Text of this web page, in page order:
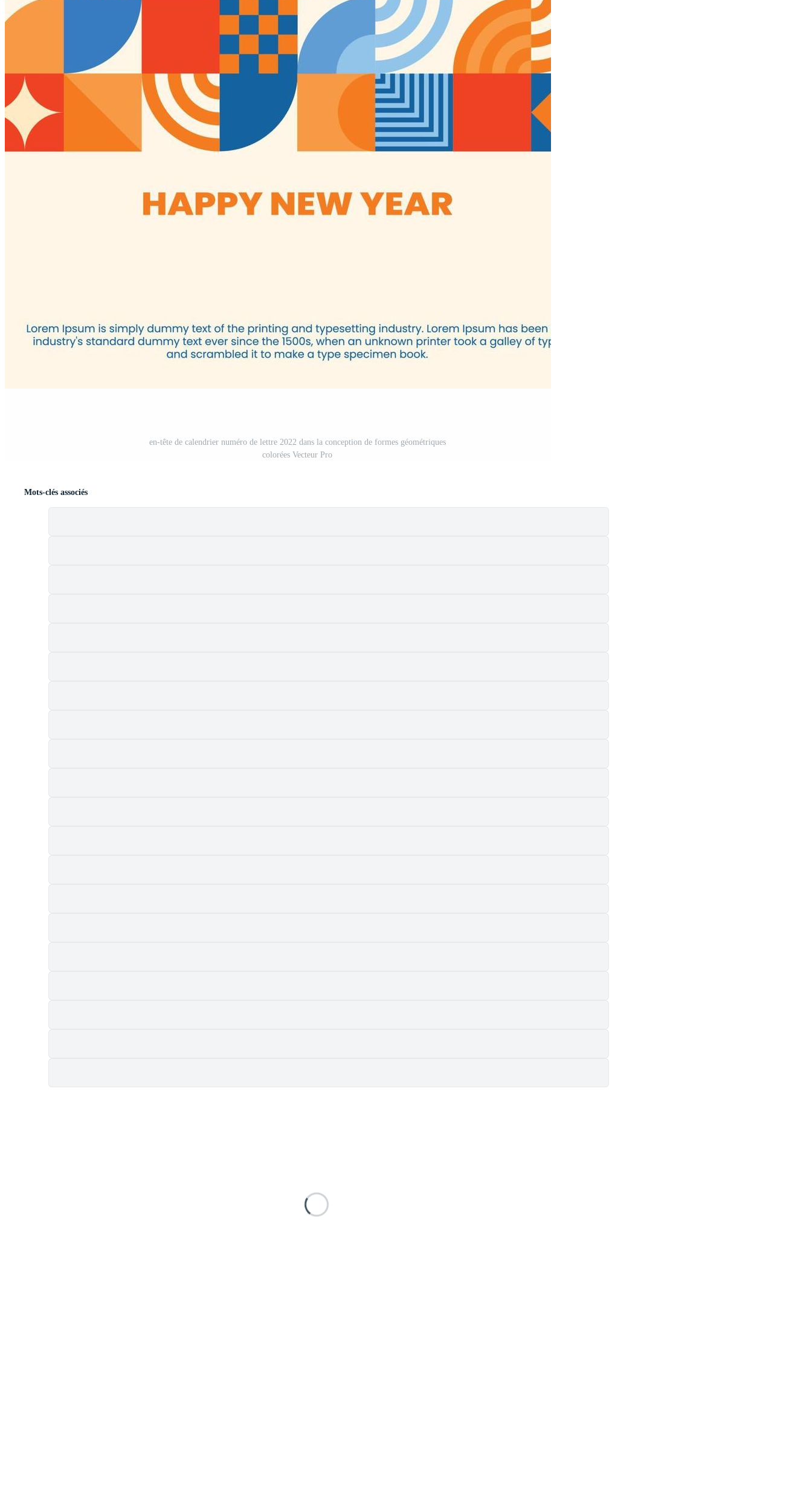
en-tête de calendrier numéro de lettre 2022 dans la conception de formes géométriques
colorées Vecteur Pro
Mots-clés associés